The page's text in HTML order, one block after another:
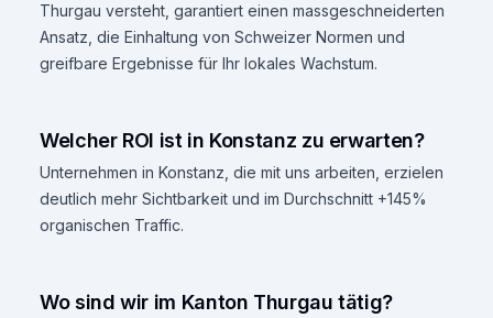
Thurgau versteht, garantiert einen massgeschneiderten
Ansatz, die Einhaltung von Schweizer Normen und
greifbare Ergebnisse für Ihr lokales Wachstum.
Welcher ROI ist in Konstanz zu erwarten?
Unternehmen in Konstanz, die mit uns arbeiten, erzielen
deutlich mehr Sichtbarkeit und im Durchschnitt +145%
organischen Traffic.
Wo sind wir im Kanton Thurgau tätig?